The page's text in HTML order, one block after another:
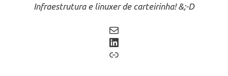
Infraestrutura e linuxer de carteirinha! &;-D
Mail
LinkedIn
Link